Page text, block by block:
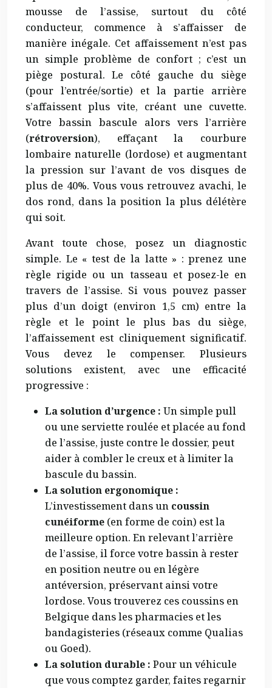
mousse de l’assise, surtout du côté
conducteur, commence à s’affaisser de
manière inégale. Cet affaissement n’est pas
un simple problème de confort ; c’est un
piège postural. Le côté gauche du siège
(pour l’entrée/sortie) et la partie arrière
s’affaissent plus vite, créant une cuvette.
Votre bassin bascule alors vers l’arrière
(rétroversion), effaçant la courbure
lombaire naturelle (lordose) et augmentant
la pression sur l’avant de vos disques de
plus de 40%. Vous vous retrouvez avachi, le
dos rond, dans la position la plus délétère
qui soit.
Avant toute chose, posez un diagnostic
simple. Le « test de la latte » : prenez une
règle rigide ou un tasseau et posez-le en
travers de l’assise. Si vous pouvez passer
plus d’un doigt (environ 1,5 cm) entre la
règle et le point le plus bas du siège,
l’affaissement est cliniquement significatif.
Vous devez le compenser. Plusieurs
solutions existent, avec une efficacité
progressive :
La solution d’urgence : Un simple pull
ou une serviette roulée et placée au fond
de l’assise, juste contre le dossier, peut
aider à combler le creux et à limiter la
bascule du bassin.
La solution ergonomique :
L’investissement dans un coussin
cunéiforme (en forme de coin) est la
meilleure option. En relevant l’arrière
de l’assise, il force votre bassin à rester
en position neutre ou en légère
antéversion, préservant ainsi votre
lordose. Vous trouverez ces coussins en
Belgique dans les pharmacies et les
bandagisteries (réseaux comme Qualias
ou Goed).
La solution durable : Pour un véhicule
que vous comptez garder, faites regarnir